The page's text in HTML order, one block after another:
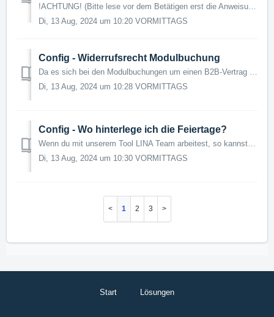
!ACHTUNG! (Bitte lese vor dem Betätigen erst die Anweisungen!) Diese Beschreibung gilt ausschließlich für die Synchronisation (Amadeus III-Server...
Di, 13 Aug, 2024 um 10:20 VORMITTAGS
Config - Widerrufsrecht Modulbuchung
Da es sich bei den Modulbuchungen um einen B2B-Vertrag (Business-to-Business) handelt, gibt es kein Widerrufsrecht von dem Gebrauch gemacht werden kann. Bei...
Di, 13 Aug, 2024 um 10:28 VORMITTAGS
Config - Wo hinterlege ich die Feiertage?
Wenn du mit unserem Tool LINA Team arbeitest, so kannst du für die Feiertagszuschläge die in deinem Bundesland geltenden Feiertage bestimmen. Dafür gibt...
Di, 13 Aug, 2024 um 10:30 VORMITTAGS
1 2 3
Start Lösungen